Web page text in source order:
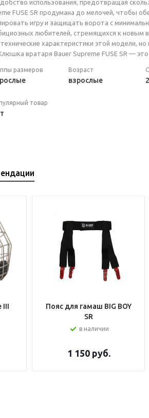
использования, предотвращая
FUSE SR продумана до мелочей, чтобы
игру и защищать ворота с
любителей, стремящихся к новым
характеристики этой модели,
вратаря Bauer Supreme FUSE SR —
размеров Возраст
взрослые
товар
III
Пояс для гамаш BIG BOY
SR
в наличии
1 150руб.